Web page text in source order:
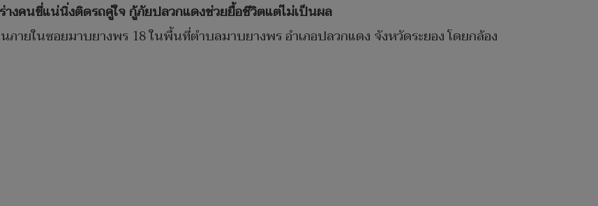
งคนขี่แน่นิ่งติดรถคู่ใจ กู้ภัยปลวกแดงช่วยยื้อชีวิตแต่ไม่เป็นผล
ายในซอยมาบยางพร 18 ในพื้นที่ตำบลมาบยางพร อำเภอปลวกแดง จังหวัดระยอง โดยกล้อง